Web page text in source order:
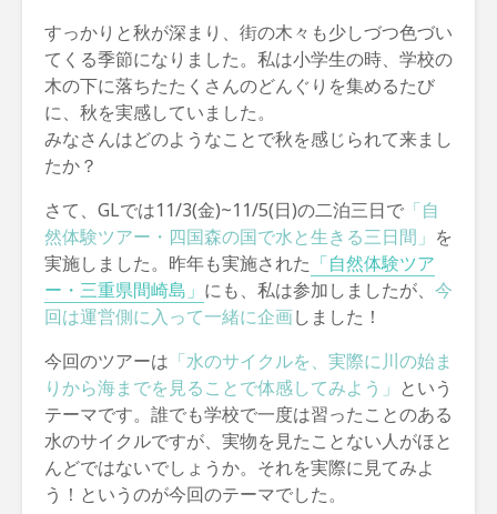
すっかりと秋が深まり、街の木々も少しづつ色づい
てくる季節になりました。 私は小学生の時、学校の
木の下に落ちたたくさんのどんぐりを集めるたび
に、秋を実感していました。
みなさんはどのようなことで秋を感じられて来まし
たか？
さて、GLでは11/3(金)~11/5(日)の二泊三日で 「自
然体験ツアー・四国森の国で水と生きる三日間」 を
実施しました。昨年も実施された 「自然体験ツア
ー・三重県間崎島」 にも、私は参加しましたが、 今
回は運営側に入って一緒に企画しました！
今回のツアーは 「水のサイクルを、実際に川の始ま
りから海までを見ることで体感してみよう」 という
テーマです。誰でも学校で一度は習ったことのある
水のサイクルですが、実物を見たことない人がほと
んどではないでしょうか。それを実際に見てみよ
う！というのが今回のテーマでした。